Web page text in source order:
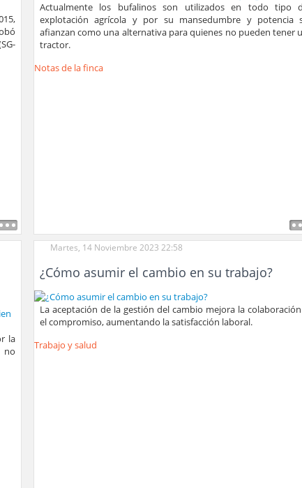
Actualmente los bufalinos son utilizados en todo tipo
explotación agrícola y por su mansedumbre y potencia
afianzan como una alternativa para quienes no pueden tener
tractor.
Notas de la finca
la
no
Martes, 14 Noviembre 2023 22:58
¿Cómo asumir el cambio en su trabajo?
La aceptación de la gestión del cambio mejora la
el compromiso, aumentando la satisfacción laboral.
Trabajo y salud